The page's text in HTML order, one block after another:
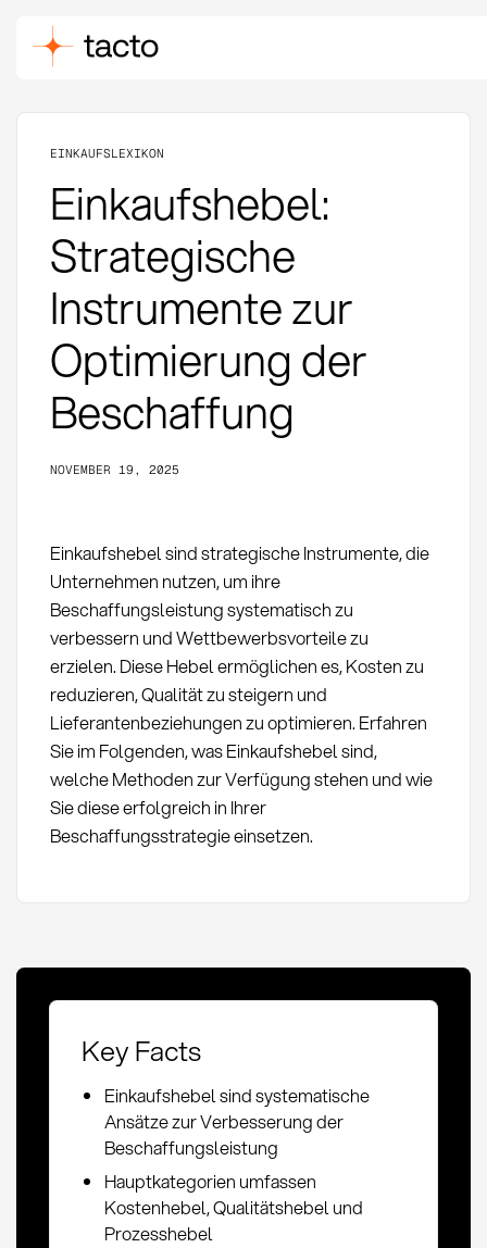
EINKAUFSLEXIKON
Einkaufshebel:
Strategische
Instrumente zur
Optimierung der
Beschaffung
NOVEMBER 19, 2025
Einkaufshebel sind strategische Instrumente, die
Unternehmen nutzen, um ihre
Beschaffungsleistung systematisch zu
verbessern und Wettbewerbsvorteile zu
erzielen. Diese Hebel ermöglichen es, Kosten zu
reduzieren, Qualität zu steigern und
Lieferantenbeziehungen zu optimieren. Erfahren
Sie im Folgenden, was Einkaufshebel sind,
welche Methoden zur Verfügung stehen und wie
Sie diese erfolgreich in Ihrer
Beschaffungsstrategie einsetzen.
Key Facts
Einkaufshebel sind systematische
Ansätze zur Verbesserung der
Beschaffungsleistung
Hauptkategorien umfassen
Kostenhebel, Qualitätshebel und
Prozesshebel